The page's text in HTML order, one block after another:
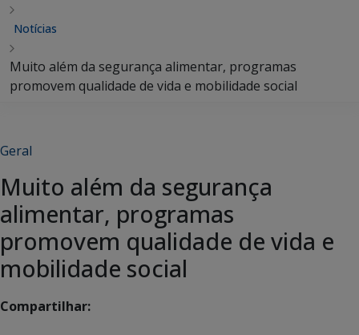
Notícias
Muito além da segurança alimentar, programas
promovem qualidade de vida e mobilidade social
Geral
Muito além da segurança
alimentar, programas
promovem qualidade de vida e
mobilidade social
Compartilhar: